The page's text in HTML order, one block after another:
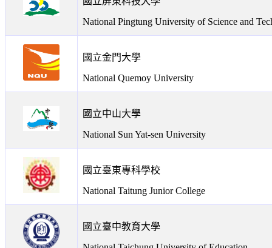
National Pingtung University of Science and
國立金門大學
National Quemoy University
國立中山大學
National Sun Yat-sen University
國立臺東專科學校
National Taitung Junior College
國立臺中教育大學